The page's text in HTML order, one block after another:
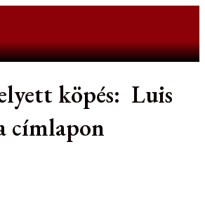
köpés: Luis
címlapon